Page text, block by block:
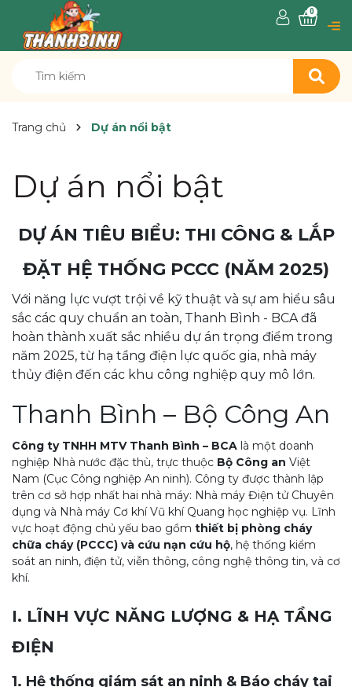
0
Trang chủ Dự án nổi bật
Dự án nổi bật
DỰ ÁN TIÊU BIỂU: THI CÔNG & LẮP
ĐẶT HỆ THỐNG PCCC (NĂM 2025)
Với năng lực vượt trội về kỹ thuật và sự am hiểu sâu
sắc các quy chuẩn an toàn, Thanh Bình - BCA đã
hoàn thành xuất sắc nhiều dự án trọng điểm trong
năm 2025, từ hạ tầng điện lực quốc gia, nhà máy
thủy điện đến các khu công nghiệp quy mô lớn.
Thanh Bình – Bộ Công An
Công ty TNHH MTV Thanh Bình – BCA là một doanh
nghiệp Nhà nước đặc thù, trực thuộc Bộ Công an Việt
Nam (Cục Công nghiệp An ninh). Công ty được thành lập
trên cơ sở hợp nhất hai nhà máy: Nhà máy Điện tử Chuyên
dụng và Nhà máy Cơ khí Vũ khí Quang học nghiệp vụ. Lĩnh
vực hoạt động chủ yếu bao gồm thiết bị phòng cháy
chữa cháy (PCCC) và cứu nạn cứu hộ, hệ thống kiểm
soát an ninh, điện tử, viễn thông, công nghệ thông tin, và cơ
khí.
I. LĨNH VỰC NĂNG LƯỢNG & HẠ TẦNG
ĐIỆN
1. Hệ thống giám sát an ninh & Báo cháy tại